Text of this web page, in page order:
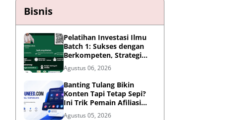
Bisnis
Pelatihan Investasi Ilmu
Batch 1: Sukses dengan
Berkompeten, Strategi
Meningkatkan Daya Saing
di Era AI dan Persaingan
Global
Agustus 06, 2026
Banting Tulang Bikin
Konten Tapi Tetap Sepi?
Ini Trik Pemain Afiliasi
Tembus FYP
Agustus 05, 2026